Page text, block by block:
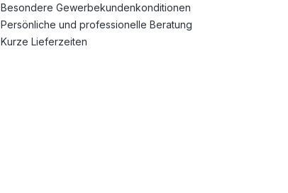
Besondere Gewerbekundenkonditionen
Persönliche und professionelle Beratung
Kurze Lieferzeiten